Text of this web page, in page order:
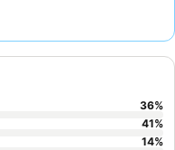
das freundliche
mit frischen,
Aufenthalt empfehlen
36%
41%
14%